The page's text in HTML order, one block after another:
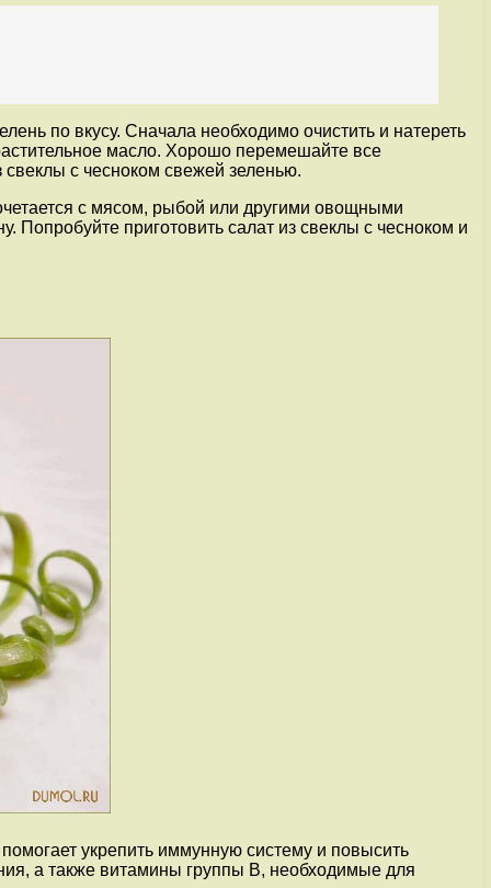
по вкусу. Сначала необходимо очистить и натереть
масло. Хорошо перемешайте все
свеклы с чесноком свежей зеленью.
с мясом, рыбой или другими овощными
Попробуйте приготовить салат из свеклы с чесноком и
укрепить иммунную систему и повысить
а также витамины группы В, необходимые для